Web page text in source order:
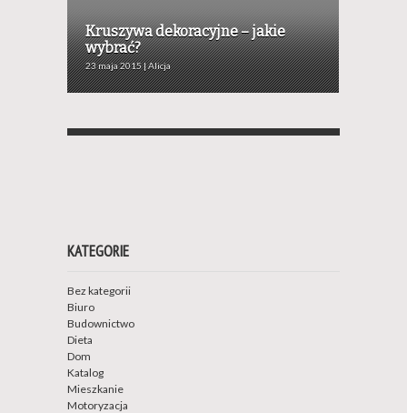
Kruszywa dekoracyjne – jakie
wybrać?
23 maja 2015 | Alicja
KATEGORIE
Bez kategorii
Biuro
Budownictwo
Dieta
Dom
Katalog
Mieszkanie
Motoryzacja